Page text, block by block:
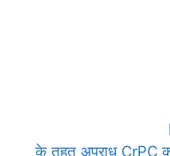
के तहत अपराध CrPC